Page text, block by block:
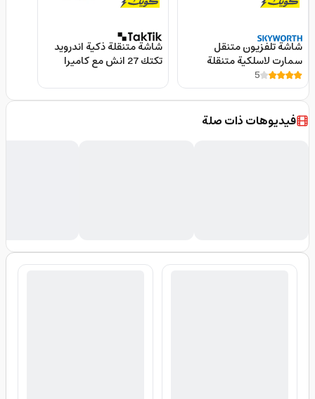
شاشة تلفزيون متنقل
سمارت لاسلكية متنقلة
Skyworth Portable Smart
Google TV
5
شاشة متنقلة ذكية اندرويد
تكتك 27 انش مع كاميرا
Smart Screen With Built-
in Camera
فيديوهات ذات صلة